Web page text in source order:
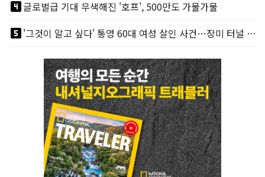
looks_4글로벌급 기대 무색해진 '호프', 500만도 가물가물
looks_5
'그것이 알고 싶다' 통영 60대 여성 살인 사건…장미 터널 아래 킬러, 누구냐 넌?